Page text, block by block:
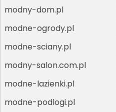
modny-dom.pl
modne-ogrody.pl
modne-sciany.pl
modny-salon.com.pl
modne-lazienki.pl
modne-podlogi.pl